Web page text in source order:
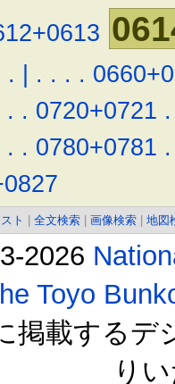
. | . . . .
. . 0720+0721 .
. . 0780+0781 .
ト 全文検索 画像検索 地図
2026
Toyo
掲載するデ
り